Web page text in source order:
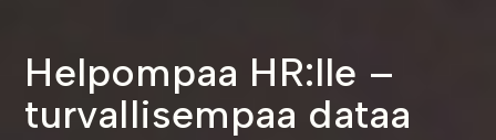
Helpompaa HR:lle –
turvallisempaa dataa